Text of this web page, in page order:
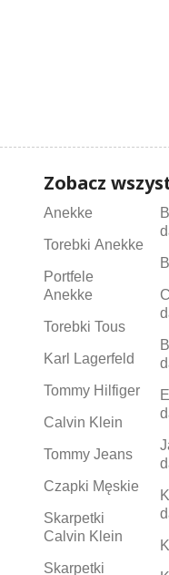
Zobacz
Anekke
Torebki Anekke
Portfele
Anekke
Torebki Tous
Karl Lagerfeld
Tommy Hilfiger
Calvin Klein
Tommy Jeans
Czapki Męskie
Skarpetki
Calvin Klein
Skarpetki